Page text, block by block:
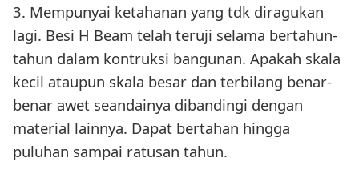
3. Mempunyai ketahanan yang tdk diragukan
lagi. Besi H Beam telah teruji selama bertahun-
tahun dalam kontruksi bangunan. Apakah skala
kecil ataupun skala besar dan terbilang benar-
benar awet seandainya dibandingi dengan
material lainnya. Dapat bertahan hingga
puluhan sampai ratusan tahun.